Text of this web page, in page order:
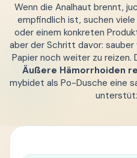
Wenn die Analhaut brennt,
empfindlich ist, suchen
oder einem konkreten
aber der Schritt davor:
Papier noch weiter zu
Äußere Hämorrhoiden
mybidet als Po-Dusche eine